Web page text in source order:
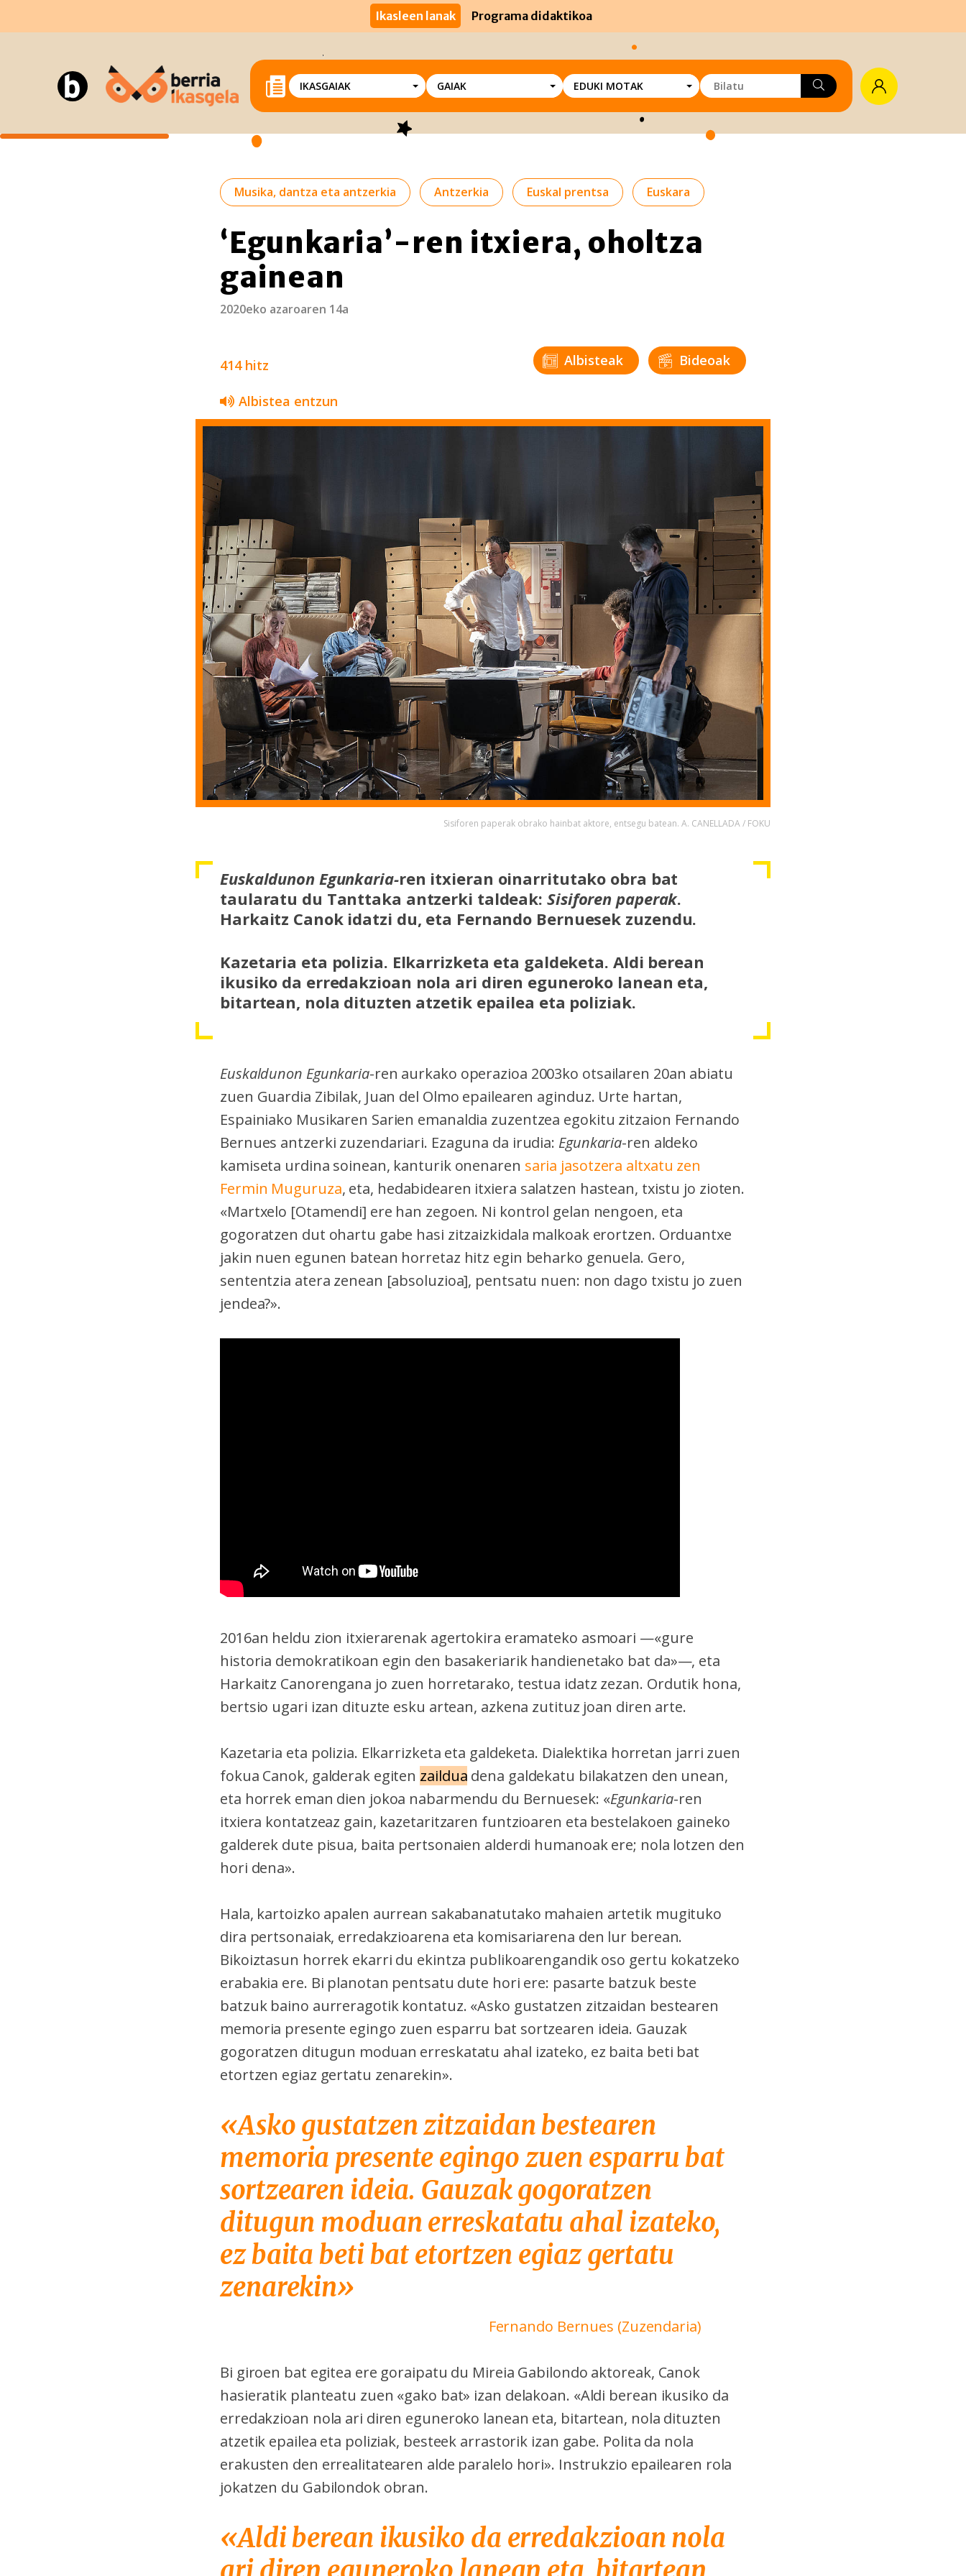
Ikasleen lanak Programa didaktikoa
IKASGAIAK GAIAK EDUKI MOTAK
Musika, dantza eta antzerkia Antzerkia Euskal prentsa Euskara
‘Egunkaria’-ren itxiera, oholtza
gainean
2020eko azaroaren 14a
414 hitz Albisteak Bideoak
Albistea entzun
Sisiforen paperak obrako hainbat aktore, entsegu batean. A. CANELLADA / FOKU
Euskaldunon Egunkaria-ren itxieran oinarritutako obra bat
taularatu du Tanttaka antzerki taldeak: Sisiforen paperak.
Harkaitz Canok idatzi du, eta Fernando Bernuesek zuzendu.
Kazetaria eta polizia. Elkarrizketa eta galdeketa. Aldi berean
ikusiko da erredakzioan nola ari diren eguneroko lanean eta,
bitartean, nola dituzten atzetik epailea eta poliziak.
Euskaldunon Egunkaria-ren aurkako operazioa 2003ko otsailaren 20an abiatu
zuen Guardia Zibilak, Juan del Olmo epailearen aginduz. Urte hartan,
Espainiako Musikaren Sarien emanaldia zuzentzea egokitu zitzaion Fernando
Bernues antzerki zuzendariari. Ezaguna da irudia: Egunkaria-ren aldeko
kamiseta urdina soinean, kanturik onenaren saria jasotzera altxatu zen
Fermin Muguruza, eta, hedabidearen itxiera salatzen hastean, txistu jo zioten.
«Martxelo [Otamendi] ere han zegoen. Ni kontrol gelan nengoen, eta
gogoratzen dut ohartu gabe hasi zitzaizkidala malkoak erortzen. Orduantxe
jakin nuen egunen batean horretaz hitz egin beharko genuela. Gero,
sententzia atera zenean [absoluzioa], pentsatu nuen: non dago txistu jo zuen
jendea?».
2016an heldu zion itxierarenak agertokira eramateko asmoari —«gure
historia demokratikoan egin den basakeriarik handienetako bat da»—, eta
Harkaitz Canorengana jo zuen horretarako, testua idatz zezan. Ordutik hona,
bertsio ugari izan dituzte esku artean, azkena zutituz joan diren arte.
Kazetaria eta polizia. Elkarrizketa eta galdeketa. Dialektika horretan jarri zuen
fokua Canok, galderak egiten zaildua dena galdekatu bilakatzen den unean,
eta horrek eman dien jokoa nabarmendu du Bernuesek: «Egunkaria-ren
itxiera kontatzeaz gain, kazetaritzaren funtzioaren eta bestelakoen gaineko
galderek dute pisua, baita pertsonaien alderdi humanoak ere; nola lotzen den
hori dena».
Hala, kartoizko apalen aurrean sakabanatutako mahaien artetik mugituko
dira pertsonaiak, erredakzioarena eta komisariarena den lur berean.
Bikoiztasun horrek ekarri du ekintza publikoarengandik oso gertu kokatzeko
erabakia ere. Bi planotan pentsatu dute hori ere: pasarte batzuk beste
batzuk baino aurreragotik kontatuz. «Asko gustatzen zitzaidan bestearen
memoria presente egingo zuen esparru bat sortzearen ideia. Gauzak
gogoratzen ditugun moduan erreskatatu ahal izateko, ez baita beti bat
etortzen egiaz gertatu zenarekin».
«Asko gustatzen zitzaidan bestearen
memoria presente egingo zuen esparru bat
sortzearen ideia. Gauzak gogoratzen
ditugun moduan erreskatatu ahal izateko,
ez baita beti bat etortzen egiaz gertatu
zenarekin»
Fernando Bernues (Zuzendaria)
Bi giroen bat egitea ere goraipatu du Mireia Gabilondo aktoreak, Canok
hasieratik planteatu zuen «gako bat» izan delakoan. «Aldi berean ikusiko da
erredakzioan nola ari diren eguneroko lanean eta, bitartean, nola dituzten
atzetik epailea eta poliziak, besteek arrastorik izan gabe. Polita da nola
erakusten den errealitatearen alde paralelo hori». Instrukzio epailearen rola
jokatzen du Gabilondok obran.
«Aldi berean ikusiko da erredakzioan nola